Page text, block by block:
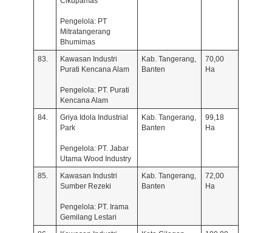
Pengelola: PT
Mitratangerang
Bhumimas
83.
Kawasan Industri
Purati Kencana Alam
Pengelola: PT. Purati
Kencana Alam
Kab. Tangerang,
Banten
70,00
Ha
84.
Griya Idola Industrial
Park
Pengelola: PT. Jabar
Utama Wood Industry
Kab. Tangerang,
Banten
99,18
Ha
85.
Kawasan Industri
Sumber Rezeki
Pengelola: PT. Irama
Gemilang Lestari
Kab. Tangerang,
Banten
72,00
Ha